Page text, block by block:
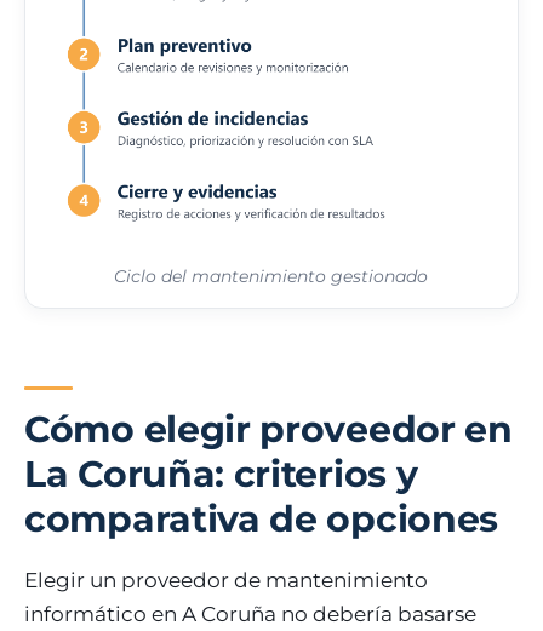
Ciclo del mantenimiento gestionado
Cómo elegir proveedor en
La Coruña: criterios y
comparativa de opciones
Elegir un proveedor de mantenimiento
informático en A Coruña no debería basarse